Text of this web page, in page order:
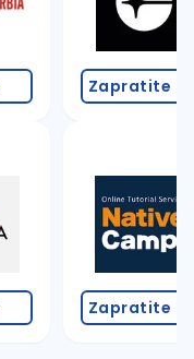
(koristite č, ć, š, đ,
pretrage
Zapratite
Zapratite